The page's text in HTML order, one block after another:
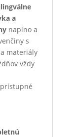
a
naplno a
s
materiály
vždy